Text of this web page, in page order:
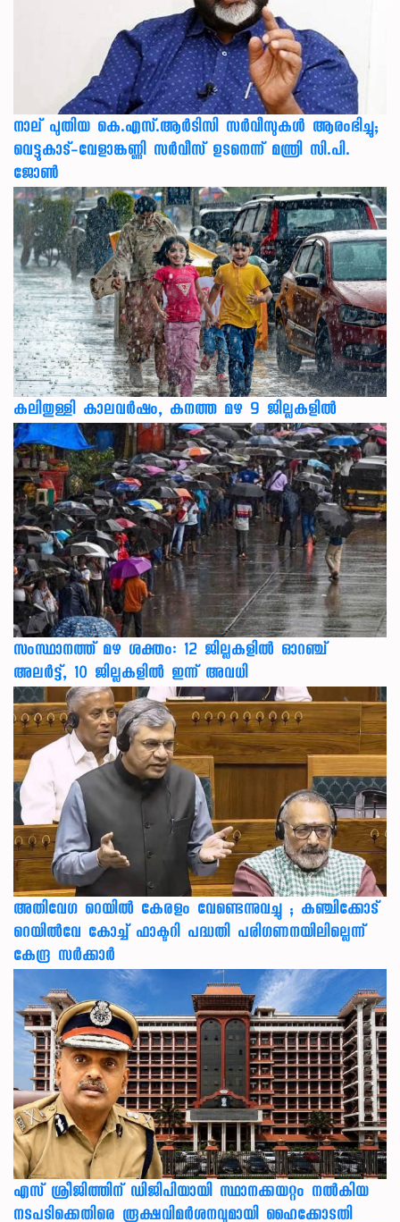
നാല് പുതിയ കെ.എസ്.ആർടിസി സർവീസുകൾ ആരംഭിച്ചു;
വെട്ടുകാട്-വേളാങ്കണ്ണി സർവീസ് ഉടനെന്ന് മന്ത്രി സി.പി.
ജോൺ
കലിതുള്ളി കാലവർഷം, കനത്ത മഴ 9 ജില്ലകളിൽ
സംസ്ഥാനത്ത് മഴ ശക്തം: 12 ജില്ലകളിൽ ഓറഞ്ച്
അലർട്ട്, 10 ജില്ലകളിൽ ഇന്ന് അവധി
അതിവേഗ റെയിൽ കേരളം വേണ്ടെന്നുവച്ചു ; കഞ്ചിക്കോട്
റെയിൽവേ കോച്ച് ഫാക്ടറി പദ്ധതി പരിഗണനയിലില്ലെന്ന്
കേന്ദ്ര സർക്കാർ
എസ് ശ്രീജിത്തിന് ഡിജിപിയായി സ്ഥാനക്കയറ്റം നൽകിയ
നടപടിക്കെതിരെ രൂക്ഷവിമർശനവുമായി ഹൈക്കോടതി